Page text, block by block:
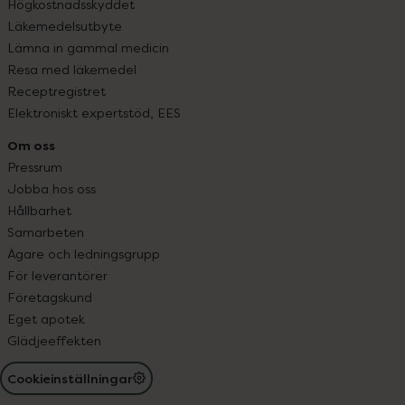
Högkostnadsskyddet
Läkemedelsutbyte
Lämna in gammal medicin
Resa med läkemedel
Receptregistret
Elektroniskt expertstöd, EES
Om oss
Pressrum
Jobba hos oss
Hållbarhet
Samarbeten
Ägare och ledningsgrupp
För leverantörer
Företagskund
Eget apotek
Glädjeeffekten
Cookieinställningar